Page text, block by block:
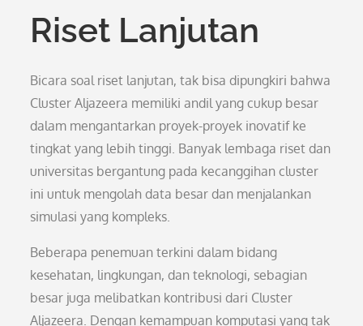
Riset Lanjutan
Bicara soal riset lanjutan, tak bisa dipungkiri bahwa
Cluster Aljazeera memiliki andil yang cukup besar
dalam mengantarkan proyek-proyek inovatif ke
tingkat yang lebih tinggi. Banyak lembaga riset dan
universitas bergantung pada kecanggihan cluster
ini untuk mengolah data besar dan menjalankan
simulasi yang kompleks.
Beberapa penemuan terkini dalam bidang
kesehatan, lingkungan, dan teknologi, sebagian
besar juga melibatkan kontribusi dari Cluster
Aljazeera. Dengan kemampuan komputasi yang tak